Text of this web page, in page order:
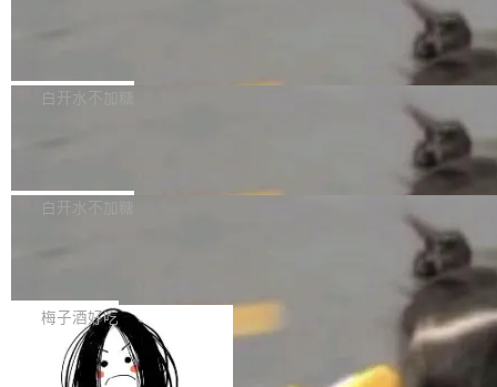
员工参与设立的专项资产管理计划。其中，Dee
获配9...
一个回归问题，该问题导致拉取镜像时会拒绝包
题，该问题可能导致在旧版 Linux 内核...
e 孵化器项目管理委员会（IPMC）投票中获得
P）！这一里程碑不仅标志着 Fluss 迈入新的发
白开水不加糖
长期停止内容更新，未能实现其作为“AI版维基百
提交的编辑请求也长期处于待处理状态。 Groki
pedia 于去年底上线，定位为由人工智能生成内
容的百科平台，被马斯克视为传统众包百科网站
白开水不加糖
是这样的：配 MessageSource 的 Bean、写 R
eloadableResourceBundleMessageSource、
声明 LocaleResolver、注册 LocaleChangeInt
梅子酒好吃
Apache Doris 4.1 全面增强 Iceberg：